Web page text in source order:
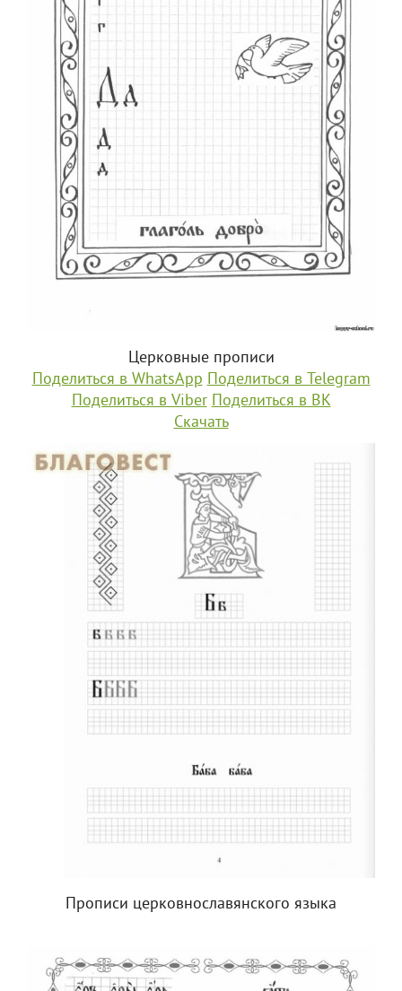
Церковные прописи
Поделиться в WhatsApp Поделиться в Telegram
Поделиться в Viber Поделиться в ВК
Скачать
Прописи церковнославянского языка